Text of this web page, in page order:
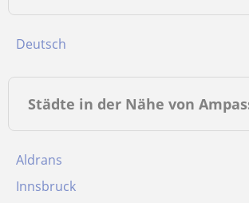
Deutsch
Städte in der Nähe von
Aldrans
Innsbruck